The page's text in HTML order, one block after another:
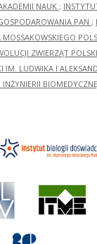
NAUK ;
PAN ;
ZWIERZĄT
IM. LUDWIKA I